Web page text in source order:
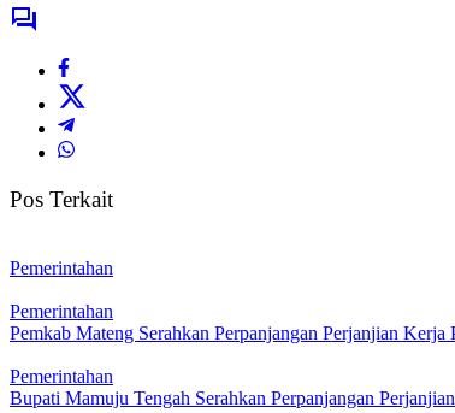
Pos Terkait
Pemerintahan
Pemerintahan
Pemkab Mateng Serahkan Perpanjangan Perjanjian
Pemerintahan
Bupati Mamuju Tengah Serahkan Perpanjangan